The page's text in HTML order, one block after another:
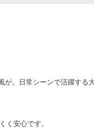
。日常シーンで活躍する
く安心です。